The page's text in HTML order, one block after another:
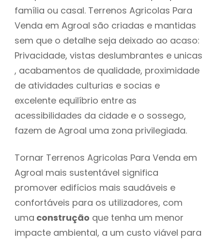
família ou casal. Terrenos Agricolas Para
Venda em Agroal são criadas e mantidas
sem que o detalhe seja deixado ao acaso:
Privacidade, vistas deslumbrantes e unicas
, acabamentos de qualidade, proximidade
de atividades culturias e socias e
excelente equilíbrio entre as
acessibilidades da cidade e o sossego,
fazem de Agroal uma zona privilegiada.
Tornar Terrenos Agricolas Para Venda em
Agroal mais sustentável significa
promover edifícios mais saudáveis e
confortáveis para os utilizadores, com
uma construção que tenha um menor
impacte ambiental, a um custo viável para